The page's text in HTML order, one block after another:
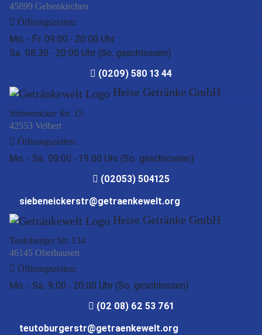
45899 Gelsenkirchen
Öffnungszeiten:
Mo. - Fr. 09:00 - 20:00 Uhr
Sa. 08:30 - 20:00 Uhr (So. geschlossen)
(0209) 580 13 44
Heise Getränke GmbH
Siebeneicker Str. 15
42553 Velbert
Öffnungszeiten:
Mo. - Sa. 09:00 - 19.00 Uhr (So. geschlossen)
(02053) 504125
siebeneickerstr@getraenkewelt.org
Heise Getränke GmbH
Teutoburger Str. 134
46145 Oberhausen
Öffnungszeiten:
Mo. - Sa. 9:00 - 20:00 Uhr (So. geschlossen)
(02 08) 62 53 761
teutoburgerstr@getraenkewelt.org